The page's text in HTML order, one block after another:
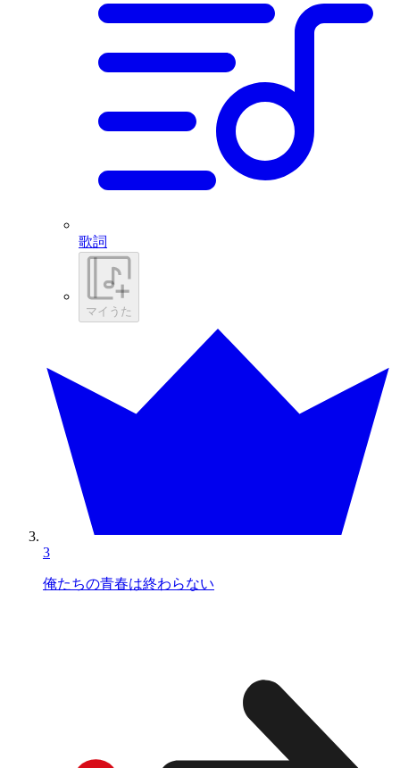
歌詞
マイうた
3
俺たちの青春は終わらない